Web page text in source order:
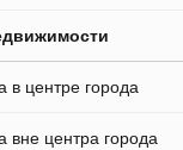
в центре города
вне центра города